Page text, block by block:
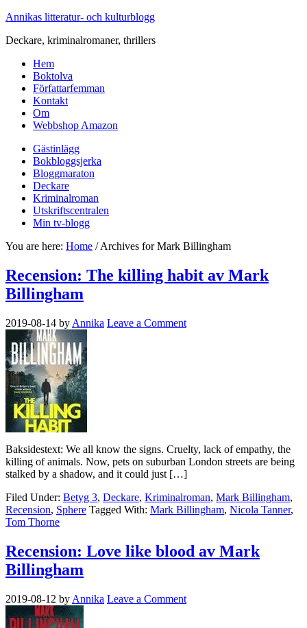
Annikas litteratur- och kulturblogg
Deckare, kriminalromaner, thrillers
Hem
Boktolva
Författarfemman
Kontakt
Om
Webbshop Amazon
Gästinlägg
Bokbloggsjerka
Bloggmaraton
Deckare
Kriminalroman
Utskriftscentralen
Min tv-blogg
You are here: Home /Archives for Mark Billingham
Recension: The killing habit av Mark
Billingham
2019-08-14 by Annika Leave a Comment
Baksidestext: We all know the signs. Cruelty, lack of empathy, the
killing of animals. Now, pets on suburban London streets are being
stalked by a shadow, and it could just […]
Filed Under: Betyg 3, Deckare, Kriminalroman, Mark Billingham,
Recension, Sphere Tagged With: Mark Billingham, Nicola Tanner,
Tom Thorne
Recension: Love like blood av Mark
Billingham
2019-08-12 by Annika Leave a Comment